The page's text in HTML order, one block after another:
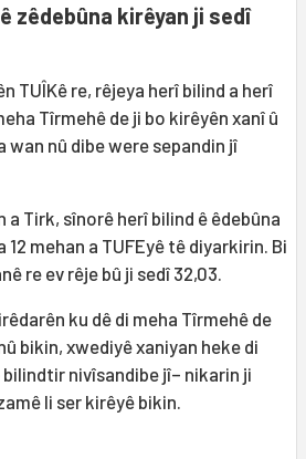
zêdebûna kirêyan ji sedî
TUÎKê re, rêjeya herî bilind a herî
Tîrmehê de ji bo kirêyên xanî û
wan nû dibe were sepandin jî
a Tirk, sînorê herî bilind ê êdebûna
mehan a TUFEyê tê diyarkirin. Bi
re ev rêje bû ji sedî 32,03.
ku dê di meha Tîrmehê de
bikin, xwediyê xaniyan heke di
nivîsandibe jî– nikarin ji
li ser kirêyê bikin.